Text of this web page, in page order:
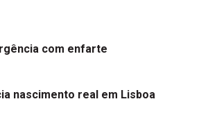
com enfarte
nascimento real em Lisboa